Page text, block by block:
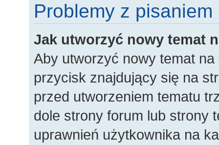
Problemy z pisaniem
Jak utworzyć nowy temat
Aby utworzyć nowy temat
przycisk znajdujący się na
przed utworzeniem tematu
dole strony forum lub strony
uprawnień użytkownika na